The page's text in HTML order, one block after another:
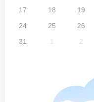
17
18 19
24
25 26
31
1 2